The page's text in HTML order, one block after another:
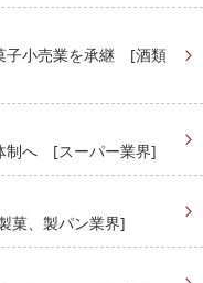
子小売業を承継 [酒類
制へ [スーパー業界]
菓、製パン業界]